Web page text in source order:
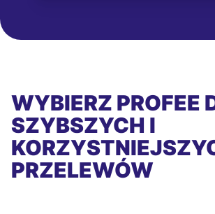
WYBIERZ PROFEE
SZYBSZYCH I
PRZELEWÓW